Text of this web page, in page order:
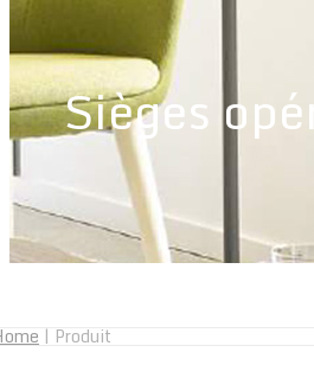
Sièges
| Produit